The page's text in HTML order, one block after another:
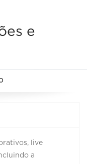
e
live
a